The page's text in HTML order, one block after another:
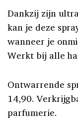
Dankzij zijn
kan je deze
wanneer je
Werkt bij alle
Ontwarrende
14,90.
parfumerie.